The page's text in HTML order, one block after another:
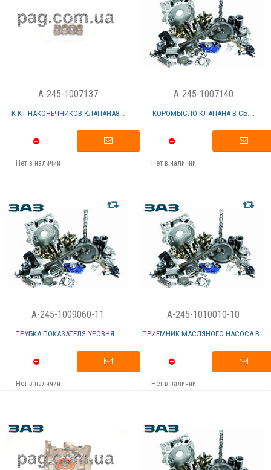
A-245-1007137
К-КТ НАКОНЕЧНИКОВ КЛАПАНА8...
Нет в наличии
A-245-1007140
КОРОМЫСЛО КЛАПАНА В СБ....
Нет в наличии
A-245-1009060-11
ТРУБКА ПОКАЗАТЕЛЯ УРОВНЯ...
Нет в наличии
A-245-1010010-10
ПРИЕМНИК МАСЛЯНОГО НАСОСА В...
Нет в наличии